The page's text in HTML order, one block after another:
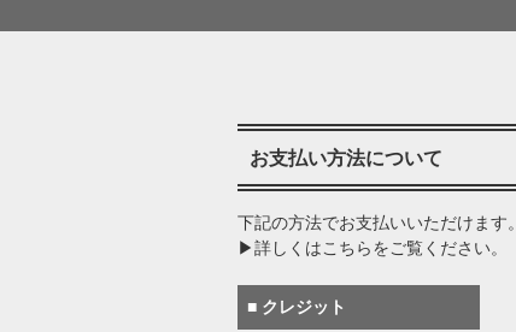
お支払い方法について
下記の方法でお支払いいただけます。
▶詳しくはこちらをご覧ください。
■ クレジット